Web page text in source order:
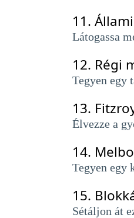
11.
Látogassa
12. Régi
Tegyen egy
13.
Élvezze a
14.
Tegyen egy
15.
Sétáljon át